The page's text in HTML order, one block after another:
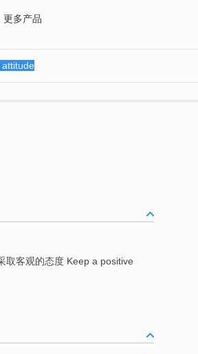
更多产品
客观的态度 Keep a positive